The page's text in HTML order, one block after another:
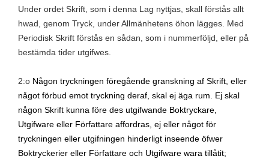
Under ordet Skrift, som i denna Lag nyttjas, skall förstås allt
hwad, genom Tryck, under Allmänhetens öhon lägges. Med
Periodisk Skrift förstås en sådan, som i nummerföljd, eller på
bestämda tider utgifwes.
2:o Någon tryckningen föregående granskning af Skrift, eller
något förbud emot tryckning deraf, skal ej äga rum. Ej skal
någon Skrift kunna före des utgifwande Boktryckare,
Utgifware eller Författare affordras, ej eller något för
tryckningen eller utgifningen hinderligt inseende öfwer
Boktryckerier eller Författare och Utgifware wara tillåtit;